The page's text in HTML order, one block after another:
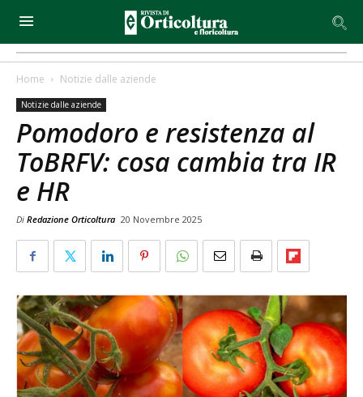
Home Notizie dalle aziende
Notizie dalle aziende
Pomodoro e resistenza al
ToBRFV: cosa cambia tra IR
e HR
Di Redazione Orticoltura 20 Novembre 2025